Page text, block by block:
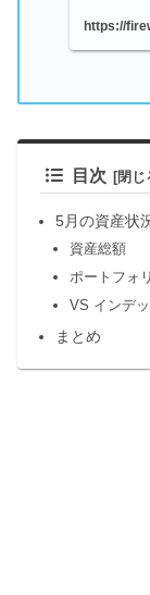
https://
目次
5月の資産状
資産総額
ポートフォ
VS インデ
まとめ